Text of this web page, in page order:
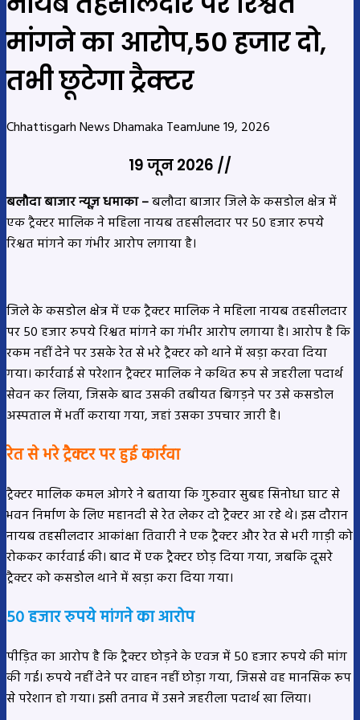
मांगने का आरोप,50 हजार दो,
तभी छूटेगा ट्रैक्टर
Chhattisgarh News Dhamaka TeamJune 19, 2026
19 जून 2026 //
बलौदा बाजार न्यूज़ धमाका –बलौदा बाजार जिले के कसडोल क्षेत्र में
एक ट्रैक्टर मालिक ने महिला नायब तहसीलदार पर 50 हजार रुपये
रिश्वत मांगने का गंभीर आरोप लगाया है।
जिले के कसडोल क्षेत्र में एक ट्रैक्टर मालिक ने महिला नायब तहसीलदार
पर 50 हजार रुपये रिश्वत मांगने का गंभीर आरोप लगाया है। आरोप है कि
रकम नहीं देने पर उसके रेत से भरे ट्रैक्टर को थाने में खड़ा करवा दिया
गया। कार्रवाई से परेशान ट्रैक्टर मालिक ने कथित रूप से जहरीला पदार्थ
सेवन कर लिया, जिसके बाद उसकी तबीयत बिगड़ने पर उसे कसडोल
अस्पताल में भर्ती कराया गया, जहां उसका उपचार जारी है।
रेत से भरे ट्रैक्टर पर हुई कार्रवा
ट्रैक्टर मालिक कमल ओगरे ने बताया कि गुरुवार सुबह सिनोधा घाट से
भवन निर्माण के लिए महानदी से रेत लेकर दो ट्रैक्टर आ रहे थे। इस दौरान
नायब तहसीलदार आकांक्षा तिवारी ने एक ट्रैक्टर और रेत से भरी गाड़ी को
रोककर कार्रवाई की। बाद में एक ट्रैक्टर छोड़ दिया गया, जबकि दूसरे
ट्रैक्टर को कसडोल थाने में खड़ा करा दिया गया।
50 हजार रुपये मांगने का आरोप
पीड़ित का आरोप है कि ट्रैक्टर छोड़ने के एवज में 50 हजार रुपये की मांग
की गई। रुपये नहीं देने पर वाहन नहीं छोड़ा गया, जिससे वह मानसिक रूप
से परेशान हो गया। इसी तनाव में उसने जहरीला पदार्थ खा लिया।